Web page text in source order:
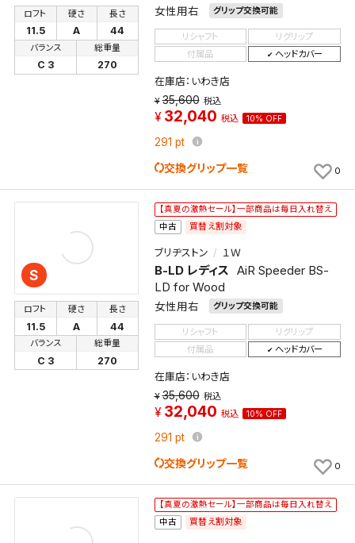
女性用右 グリップ交換可能
ロフト
11.5
硬さ
A
長さ
44
バランス
C 3
総重量
270
リシャフト
リグリップ
付属品
ヘッドカバー
在庫店：いわき店
35,600 税込
32,040 税込 10% OFF
291 pt
交換グリップ一覧 0
S
【真夏の激熱セール】一部商品は毎日入れ替え
中古
買替え割対象
ブリヂストン １Ｗ
B-LD レディス AiR Speeder BS-
LD for Wood
女性用右 グリップ交換可能
ロフト
11.5
硬さ
A
長さ
44
バランス
C 3
総重量
270
リシャフト
リグリップ
付属品
ヘッドカバー
在庫店：いわき店
35,600 税込
32,040 税込 10% OFF
291 pt
交換グリップ一覧 0
【真夏の激熱セール】一部商品は毎日入れ替え
中古
買替え割対象
検索条件を保存
この検索条件をマイページ内「保存検索条件一覧」に
くことができます。
検索条件